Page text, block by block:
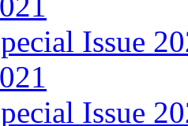
Issue
Issue